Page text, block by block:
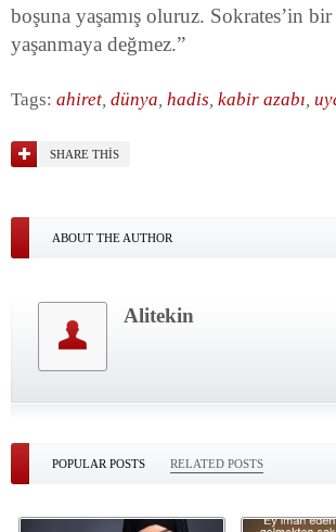
boşuna yaşamış oluruz. Sokrates’in
yaşanmaya değmez.”
Tags: ahiret, dünya, hadis, kabir azabı,
SHARE THIS
ABOUT THE AUTHOR
Alitekin
POPULAR POSTS RELATED POSTS